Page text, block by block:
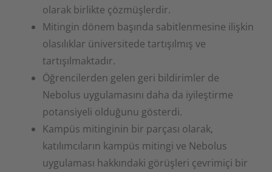
olarak birlikte çözmüşlerdir.
Mitingin dönem başında sabitlenmesine ilişkin
olasılıklar üniversitede tartışılmış ve
tartışılmaktadır.
Öğrencilerden gelen geri bildirimler de
Nebolus uygulamasını daha da iyileştirme
potansiyeli olduğunu gösterdi.
Kampüs mitinginin bir parçası olarak,
katılımcıların kampüs mitingi ve Nebolus
uygulaması hakkındaki görüşleri çevrimiçi bir